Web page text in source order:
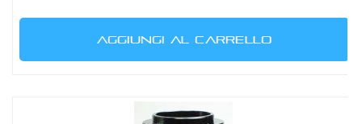
AGGIUNGI AL CARRELLO